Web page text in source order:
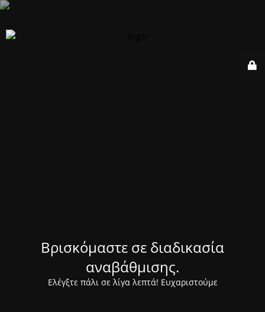
Βρισκόμαστε σε διαδικασία
αναβάθμισης.
Ελέγξτε πάλι σε λίγα λεπτά! Ευχαριστούμε